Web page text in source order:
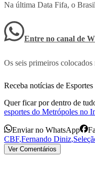
Na última Data Fifa, o
Entre no canal de
Os seis primeiros
Receba notícias de
Quer ficar por dentro de
esportes do Metrópoles no
Enviar no WhatsApp
CBF,Fernando Diniz,
Ver Comentários